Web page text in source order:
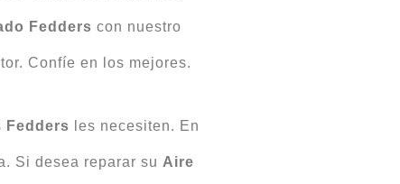
Fedders con nuestro
Confíe en los mejores.
Fedders les necesiten. En
Si desea reparar su Aire